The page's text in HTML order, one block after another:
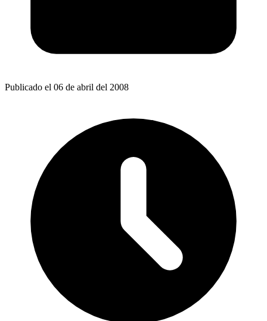
Publicado el 06 de abril del 2008